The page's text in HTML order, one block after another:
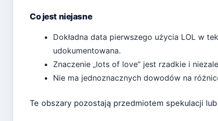
Co jest niejasne
Dokładna data pierwszego użycia LOL w
udokumentowana.
Znaczenie „lots of love” jest rzadkie i
Nie ma jednoznacznych dowodów na
Te obszary pozostają przedmiotem spekulacji